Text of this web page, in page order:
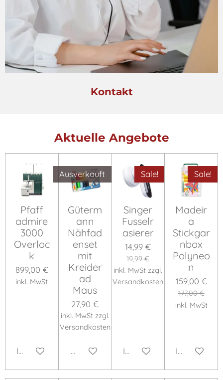
Kontakt
Aktuelle Angebote
Pfaff
admire
3000
Overloc
k
899,00 €
inkl. MwSt
In den Warenkorb
Ausverkauft
Güterm
ann
Nähfad
enset
mit
Kreider
ad
Maus
27,90 €
inkl. MwSt zzgl.
Versandkosten
Bei Verfügbarkeit benachrichtigen
Sale!
Singer
Fusselr
asierer
14,99 €
19,99 €
inkl. MwSt zzgl.
Versandkosten
In den Warenkorb
Sale!
Madeir
a
Stickgar
nbox
Polyneo
n
159,00 €
177,00 €
inkl. MwSt
In den